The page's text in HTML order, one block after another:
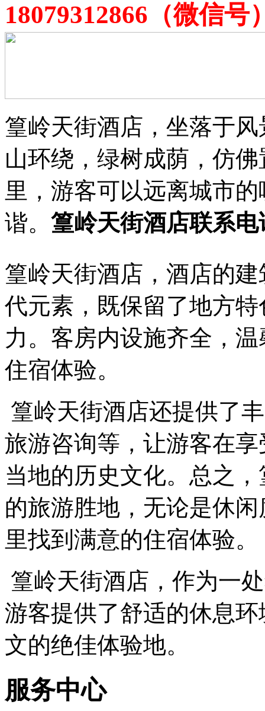
18079312866（微信
篁岭天街酒店，坐落于
山环绕，绿树成荫，仿
里，游客可以远离城市
谐。 篁岭天街酒店联系
篁岭天街酒店，酒店的
代元素，既保留了地方
力。客房内设施齐全，
住宿体验。
篁岭天街酒店还提供了
旅游咨询等，让游客在
当地的历史文化。总之
的旅游胜地，无论是休
里找到满意的住宿体验。
篁岭天街酒店，作为一
游客提供了舒适的休息
文的绝佳体验地。
服务中心